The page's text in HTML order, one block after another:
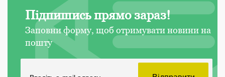
Підпишись прямо зараз!
Заповни форму, щоб отримувати новини на
пошту